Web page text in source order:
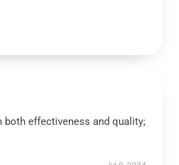
both effectiveness and quality;